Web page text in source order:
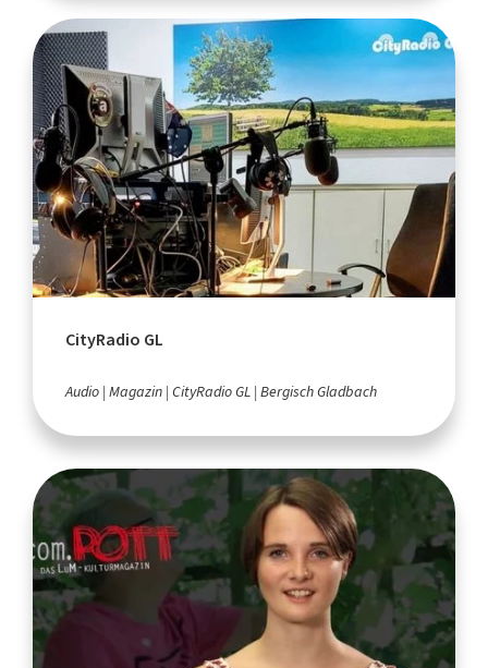
CityRadio GL
Audio Magazin CityRadio GL Bergisch Gladbach